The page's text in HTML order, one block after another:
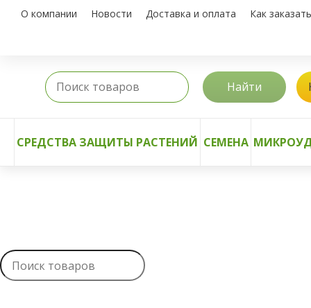
О компании Новости Доставка и оплата Как заказать
Найти
СРЕДСТВА ЗАЩИТЫ РАСТЕНИЙ СЕМЕНА